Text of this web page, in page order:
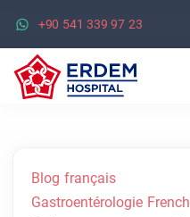
+90 541 339 97 23
Blog français
Gastroentérologie French